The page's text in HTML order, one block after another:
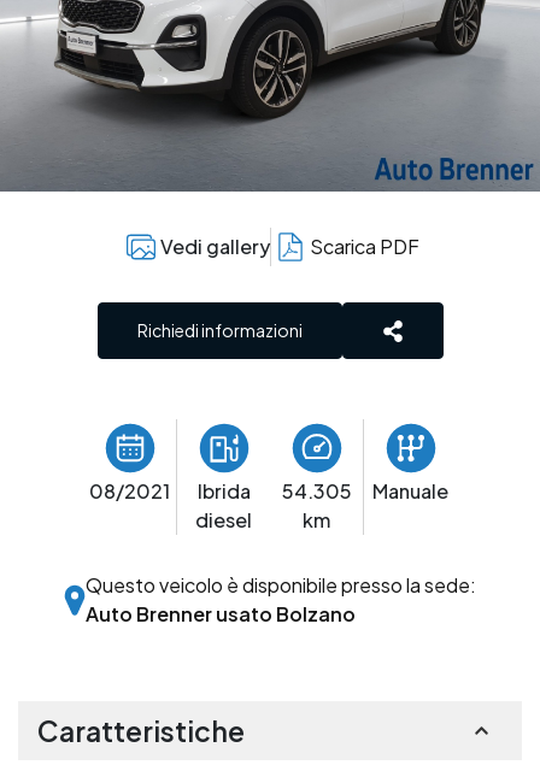
Finanziamento
Assicurazioni personalizzate
Prenota tagliando
Ruote e pneumatici
Express Service
CarrozzeriaVedi gallery Scarica PDF
Richiedi informazioni
08/2021
Ibrida
diesel
54.305
km
Manuale
Questo veicolo è disponibile presso la sede:
Auto Brenner usato Bolzano
Caratteristiche